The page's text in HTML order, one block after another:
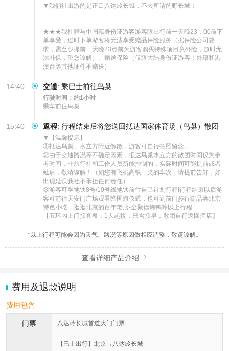
▼我们社出游的是正口八达岭长城，不去所谓的野长城！
★★★我社赠与中国籍身份证游客游客限出行前一天晚23：00前下
单享受，过时下单游客将无法享受赠品保险服务（据保险公司要
求，需至少提前一天晚23点前为游客购买特殊项目意外险，超时无
法补保，望您谅解）。赠送保险（仅限大陆身份证游客！外籍和港
澳台等其他证件不赠送）
14:40 交通: 乘巴士前往鸟巢
行驶时间：约1小时
乘车前往鸟巢
15:40 返程: 行程结束后将您送回抵达国家体育场（鸟巢）散团
▼【温馨提示】
①抵达鸟巢、水立方附近解散，游客可自行拍照留念。
②由于交通路况等不确定因素，抵达鸟巢水立方的散团时间仅为参
考时间，非旅行社和工作人员所能控制的，实际时间可能提前或者
延后，敬请谅解！（如您有飞机高铁一类的车次，请提前告知，如
出现延误我社不承担任何责任）
③游客可坐地铁8号/10号线地铁前往自己计划行程!行程结束以后游
客可前往天安门广场观看降国旗仪式，也可到前门步行街品尝北京
特色小吃，逛逛北京的百年老店-全聚德烤鸭等以上行程
【五环内上门接套餐：1人起接，只含接早，散团自行返回酒店】
*以上行程可能会因为天气、路况等原因做相应调整，敬请谅解。
查看详细产品介绍 
费用及退款说明
费用包含
门票 八达岭长城首道大门门票
【巴士出行】北京→八达岭长城